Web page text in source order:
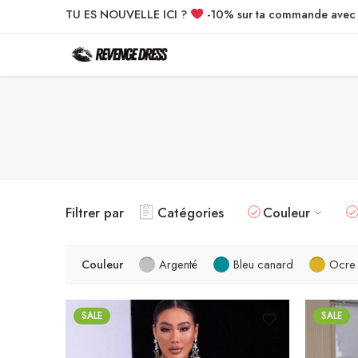
TU ES NOUVELLE ICI ? -10% sur ta commande
Filtrer par Catégories Couleur
Couleur Argenté Bleu canard Ocre
SALE SALE